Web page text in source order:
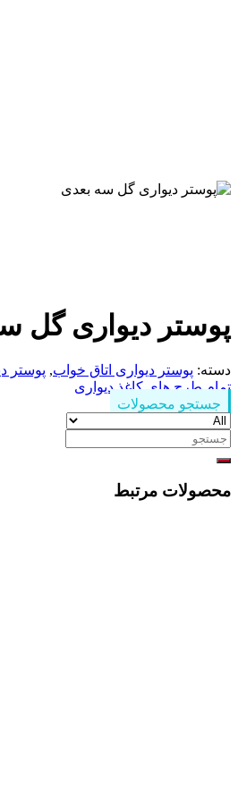
پوستر دیواری گل
دسته: پوستر دیواری اتاق خواب, پوستر
تمام طرح های کاغذ دیواری
جستجو محصولات
جستجو
محصولات مرتبط